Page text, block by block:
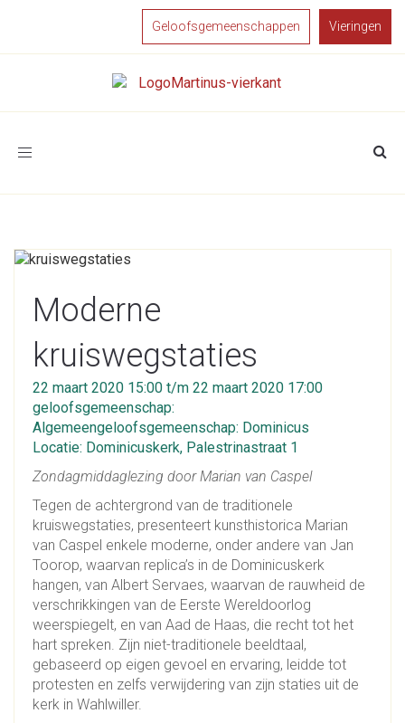
Geloofsgemeenschappen Vieringen
Toggle
Moderne
kruiswegstaties
22 maart 2020 15:00 t/m 22 maart 2020 17:00
geloofsgemeenschap:
Algemeengeloofsgemeenschap: Dominicus
Locatie: Dominicuskerk, Palestrinastraat 1
Zondagmiddaglezing door Marian van Caspel
Tegen de achtergrond van de traditionele
kruiswegstaties, presenteert kunsthistorica Marian
van Caspel enkele moderne, onder andere van Jan
Toorop, waarvan replica’s in de Dominicuskerk
hangen, van Albert Servaes, waarvan de rauwheid de
verschrikkingen van de Eerste Wereldoorlog
weerspiegelt, en van Aad de Haas, die recht tot het
hart spreken. Zijn niet-traditionele beeldtaal,
gebaseerd op eigen gevoel en ervaring, leidde tot
protesten en zelfs verwijdering van zijn staties uit de
kerk in Wahlwiller.